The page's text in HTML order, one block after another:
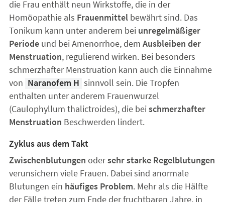
die Frau enthält neun Wirkstoffe, die in der
Homöopathie als Frauenmittelbewährt sind. Das
Tonikum kann unter anderem bei unregelmäßiger
Periodeund bei Amenorrhoe, dem Ausbleiben der
Menstruation, regulierend wirken. Bei besonders
schmerzhafter Menstruation kann auch die Einnahme
von Naranofem H sinnvoll sein. Die Tropfen
enthalten unter anderem Frauenwurzel
(Caulophyllum thalictroides), die bei schmerzhafter
Menstruation Beschwerden lindert.
Zyklus aus dem Takt
Zwischenblutungen odersehr starke Regelblutungen
verunsichern viele Frauen. Dabei sind anormale
Blutungen ein häufiges Problem. Mehr als die Hälfte
der Fälle treten zum Ende der fruchtbaren Jahre, in